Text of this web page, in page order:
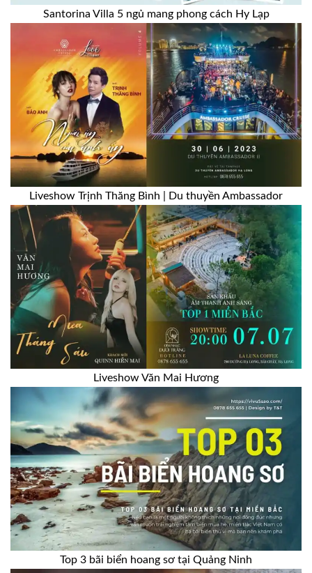
Santorina Villa 5 ngủ mang phong cách Hy Lạp
Liveshow Trịnh Thăng Bình | Du thuyền Ambassador
Liveshow Văn Mai Hương
Top 3 bãi biển hoang sơ tại Quảng Ninh